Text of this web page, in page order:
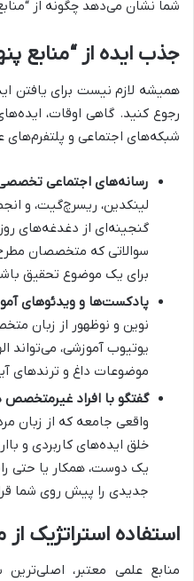
شما نشان می‌دهد چگونه از
جذب ایده از “منابع
همیشه لازم نیست برای یافتن
رجوع کنید. گاهی اوقات،
شبکه‌های اجتماعی و پلتفرم‌های
رسانه‌های اجتماعی
لینکدین، ریسرچ‌گیت، و
گنجینه‌ای از دغدغه‌های
سوالاتی که متخصصان
برای یک موضوع تحقیق
پادکست‌ها و ویدئوهای
نوین و نوظهور از زبان
یوتیوب آموزشی، می‌تواند
موضوعات داغ و ترندهای
گفتگو با افراد غیرمتخصص
واقعی جامعه که از زبان
خلق ایده‌های کاربردی و
یک دوست، همکار یا حتی
جدیدی را پیش روی شما
استفاده استراتژیک از
منابع علمی معتبر،